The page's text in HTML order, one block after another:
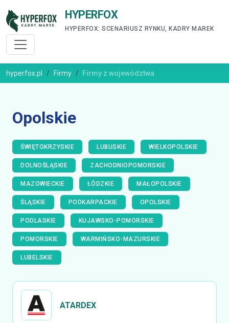
HYPERFOX
HYPERFOX: SCENARIUSZ RYNKU, KADRY MAREK
hyperfox.pl Firmy Firmy z województwa
Opolskie
ŚWIĘTOKRZYSKIE LUBUSKIE WIELKOPOLSKIE
DOLNOŚLĄSKIE ZACHODNIOPOMORSKIE
MAZOWIECKIE ŁÓDZKIE MAŁOPOLSKIE
ŚLĄSKIE PODKARPACKIE OPOLSKIE
PODLASKIE KUJAWSKO-POMORSKIE
POMORSKIE WARMIŃSKO-MAZURSKIE
LUBELSKIE
ATARDEX